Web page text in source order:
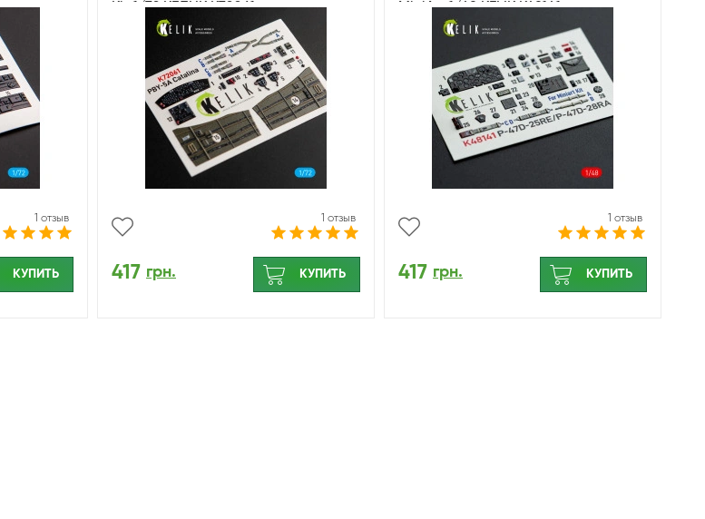
1 отзыв
КУПИТЬ
Kit 1/72 КЕЛИК K72061
1 отзыв
417 грн. КУПИТЬ
MiniArt 1/48 KELIK K48141
1 отзыв
417 грн. КУПИТЬ